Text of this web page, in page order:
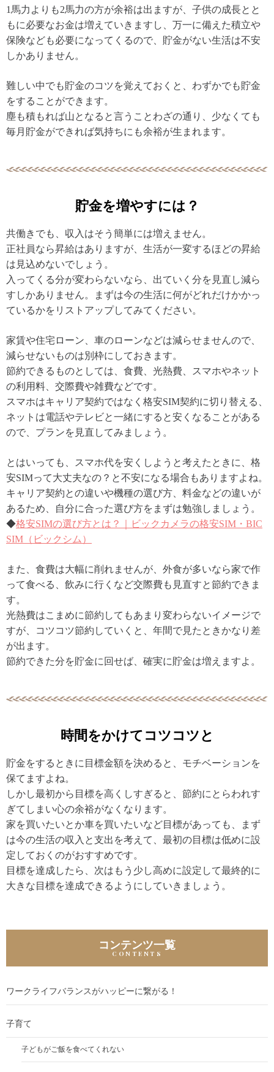
1馬力よりも2馬力の方が余裕は出ますが、子供の成長とと
もに必要なお金は増えていきますし、万一に備えた積立や
保険なども必要になってくるので、貯金がない生活は不安
しかありません。
難しい中でも貯金のコツを覚えておくと、わずかでも貯金
をすることができます。
塵も積もれば山となると言うことわざの通り、少なくても
毎月貯金ができれば気持ちにも余裕が生まれます。
貯金を増やすには？
共働きでも、収入はそう簡単には増えません。
正社員なら昇給はありますが、生活が一変するほどの昇給
は見込めないでしょう。
入ってくる分が変わらないなら、出ていく分を見直し減ら
すしかありません。まずは今の生活に何がどれだけかかっ
ているかをリストアップしてみてください。
家賃や住宅ローン、車のローンなどは減らせませんので、
減らせないものは別枠にしておきます。
節約できるものとしては、食費、光熱費、スマホやネット
の利用料、交際費や雑費などです。
スマホはキャリア契約ではなく格安SIM契約に切り替える、
ネットは電話やテレビと一緒にすると安くなることがある
ので、プランを見直してみましょう。
とはいっても、スマホ代を安くしようと考えたときに、格
安SIMって大丈夫なの？と不安になる場合もありますよね。
キャリア契約との違いや機種の選び方、料金などの違いが
あるため、自分に合った選び方をまずは勉強しましょう。
◆格安SIMの選び方とは？｜ビックカメラの格安SIM・BIC
SIM（ビックシム）
また、食費は大幅に削れませんが、外食が多いなら家で作
って食べる、飲みに行くなど交際費も見直すと節約できま
す。
光熱費はこまめに節約してもあまり変わらないイメージで
すが、コツコツ節約していくと、年間で見たときかなり差
が出ます。
節約できた分を貯金に回せば、確実に貯金は増えますよ。
時間をかけてコツコツと
貯金をするときに目標金額を決めると、モチベーションを
保てますよね。
しかし最初から目標を高くしすぎると、節約にとらわれす
ぎてしまい心の余裕がなくなります。
家を買いたいとか車を買いたいなど目標があっても、まず
は今の生活の収入と支出を考えて、最初の目標は低めに設
定しておくのがおすすめです。
目標を達成したら、次はもう少し高めに設定して最終的に
大きな目標を達成できるようにしていきましょう。
コンテンツ一覧
ワークライフバランスがハッピーに繋がる！
子育て
子どもがご飯を食べてくれない